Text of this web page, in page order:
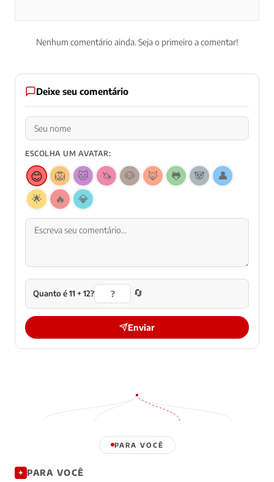
Nenhum comentário ainda. Seja o primeiro a comentar!
Deixe seu comentário
ESCOLHA UM AVATAR:
😊 🦁 🐱 🦄 🐶 🦊 🐸 🐼
👤
🌟
🔥 💎
Quanto é 11 + 12? 🔄
Enviar
PARA VOCÊ
✦ PARA VOCÊ